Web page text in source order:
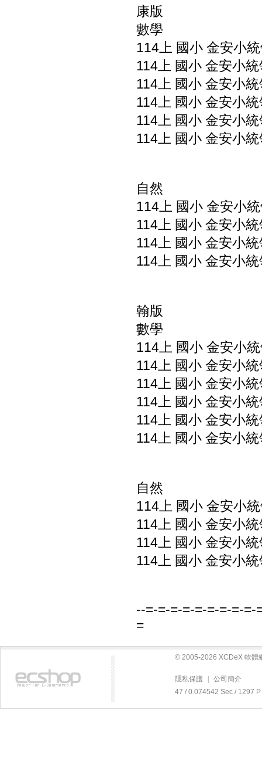
康版
數學
114上 國小 金安小
114上 國小 金安小
114上 國小 金安小
114上 國小 金安小
114上 國小 金安小
114上 國小 金安小
自然
114上 國小 金安小
114上 國小 金安小
114上 國小 金安小
114上 國小 金安小
翰版
數學
114上 國小 金安小
114上 國小 金安小
114上 國小 金安小
114上 國小 金安小
114上 國小 金安小
114上 國小 金安小
自然
114上 國小 金安小
114上 國小 金安小
114上 國小 金安小
114上 國小 金安小
--=-=-=-=-=-=-=-=-=-
=
© 2005-2026 XCDeX 軟體
隱私保護
公司簡介
47 / 0.074542 Sec / 1297